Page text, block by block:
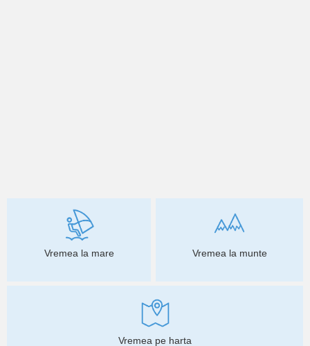
Vremea la mare Vremea la munte
Vremea pe harta